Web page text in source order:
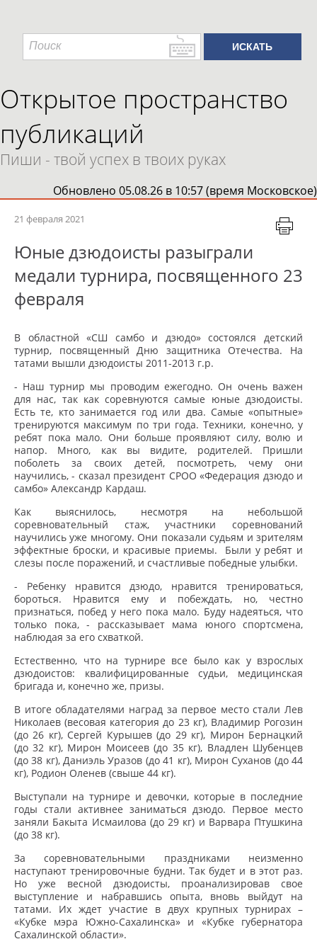
Открытое пространство
публикаций
Пиши - твой успех в твоих руках
Обновлено 05.08.26 в 10:57 (время Московское)
21 февраля 2021
Юные дзюдоисты разыграли
медали турнира, посвященного 23
февраля
В областной «СШ самбо и дзюдо» состоялся детский
турнир, посвященный Дню защитника Отечества. На
татами вышли дзюдоисты 2011-2013 г.р.
- Наш турнир мы проводим ежегодно. Он очень важен
для нас, так как соревнуются самые юные дзюдоисты.
Есть те, кто занимается год или два. Самые «опытные»
тренируются максимум по три года. Техники, конечно, у
ребят пока мало. Они больше проявляют силу, волю и
напор. Много, как вы видите, родителей. Пришли
поболеть за своих детей, посмотреть, чему они
научились, - сказал президент СРОО «Федерация дзюдо и
самбо» Александр Кардаш.
Как выяснилось, несмотря на небольшой
соревновательный стаж, участники соревнований
научились уже многому. Они показали судьям и зрителям
эффектные броски, и красивые приемы. Были у ребят и
слезы после поражений, и счастливые победные улыбки.
- Ребенку нравится дзюдо, нравится тренироваться,
бороться. Нравится ему и побеждать, но, честно
признаться, побед у него пока мало. Буду надеяться, что
только пока, - рассказывает мама юного спортсмена,
наблюдая за его схваткой.
Естественно, что на турнире все было как у взрослых
дзюдоистов: квалифицированные судьи, медицинская
бригада и, конечно же, призы.
В итоге обладателями наград за первое место стали Лев
Николаев (весовая категория до 23 кг), Владимир Рогозин
(до 26 кг), Сергей Курышев (до 29 кг), Мирон Бернацкий
(до 32 кг), Мирон Моисеев (до 35 кг), Владлен Шубенцев
(до 38 кг), Даниэль Уразов (до 41 кг), Мирон Суханов (до 44
кг), Родион Оленев (свыше 44 кг).
Выступали на турнире и девочки, которые в последние
годы стали активнее заниматься дзюдо. Первое место
заняли Бакыта Исмаилова (до 29 кг) и Варвара Птушкина
(до 38 кг).
За соревновательными праздниками неизменно
наступают тренировочные будни. Так будет и в этот раз.
Но уже весной дзюдоисты, проанализировав свое
выступление и набравшись опыта, вновь выйдут на
татами. Их ждет участие в двух крупных турнирах –
«Кубке мэра Южно-Сахалинска» и «Кубке губернатора
Сахалинской области».